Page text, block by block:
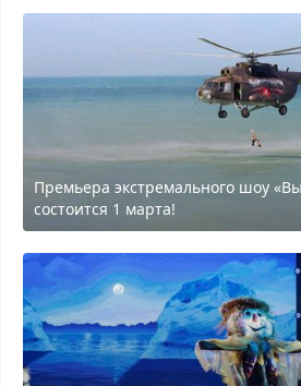
Премьера экстремального шоу
состоится 1 марта!